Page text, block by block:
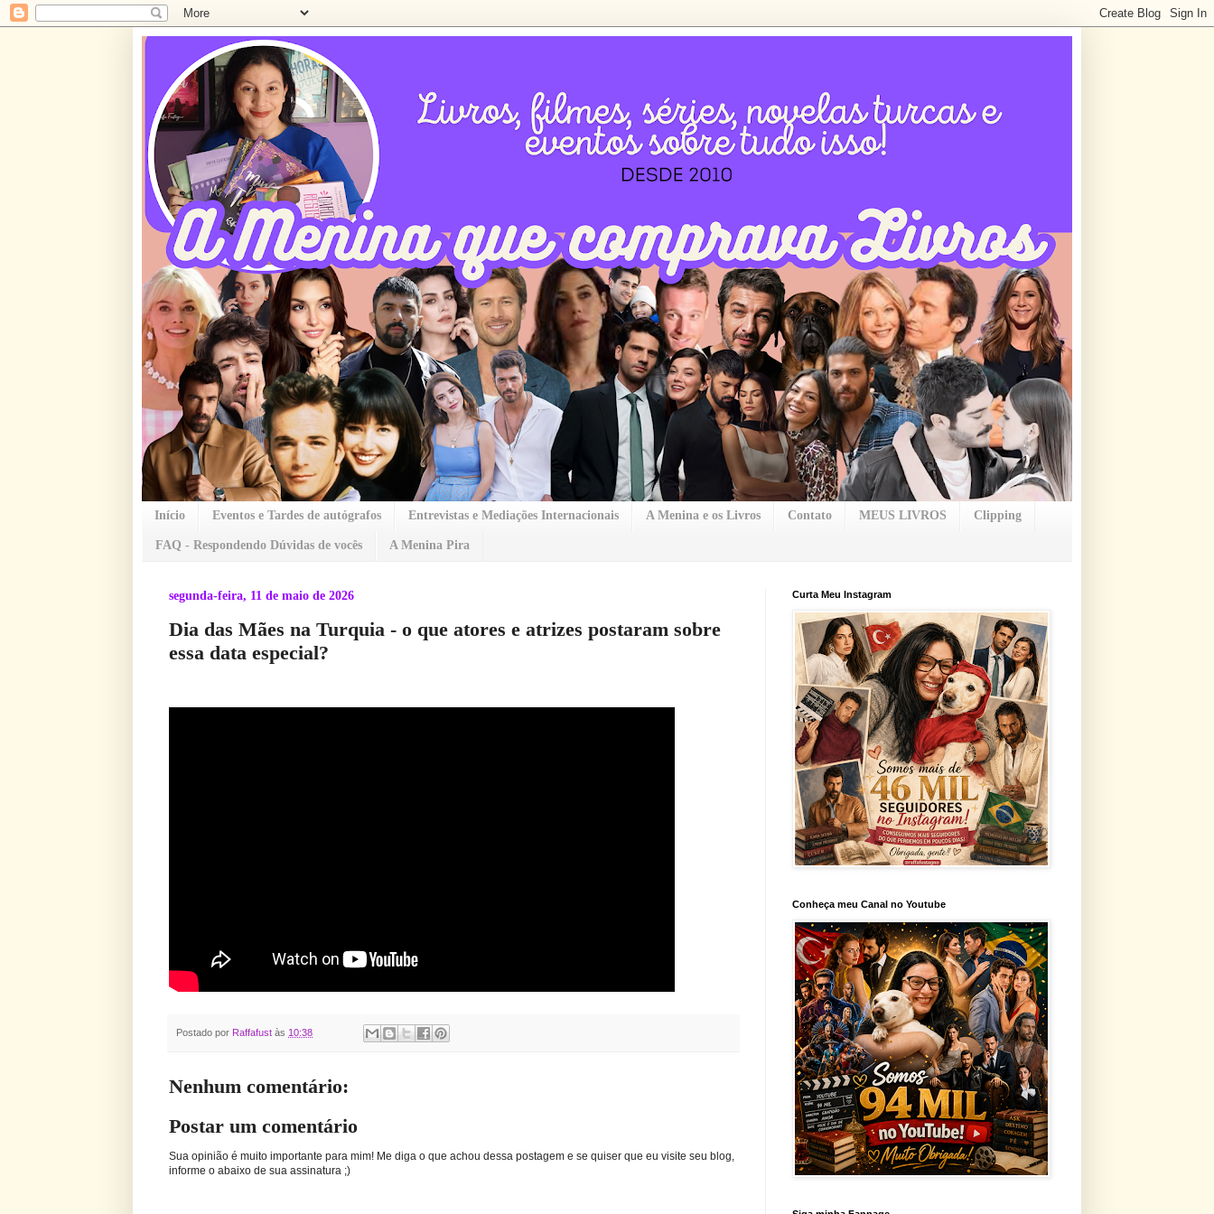
Início Eventos e Tardes de autógrafos Entrevistas e Mediações Internacionais A Menina e os Livros Contato MEUS LIVROS Clipping
FAQ - Respondendo Dúvidas de vocês A Menina Pira
segunda-feira, 11 de maio de 2026
Dia das Mães na Turquia - o que atores e atrizes postaram sobre
essa data especial?
Postado por Raffafust às 10:38
Nenhum comentário:
Postar um comentário
Sua opinião é muito importante para mim! Me diga o que achou dessa postagem e se quiser que eu visite seu blog,
informe o abaixo de sua assinatura ;)
Curta Meu Instagram
Conheça meu Canal no Youtube